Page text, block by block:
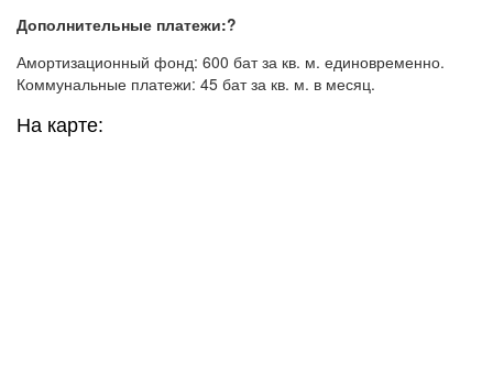
Дополнительные платежи:?
Амортизационный фонд: 600 бат за кв. м. единовременно.
Коммунальные платежи: 45 бат за кв. м. в месяц.
На карте: